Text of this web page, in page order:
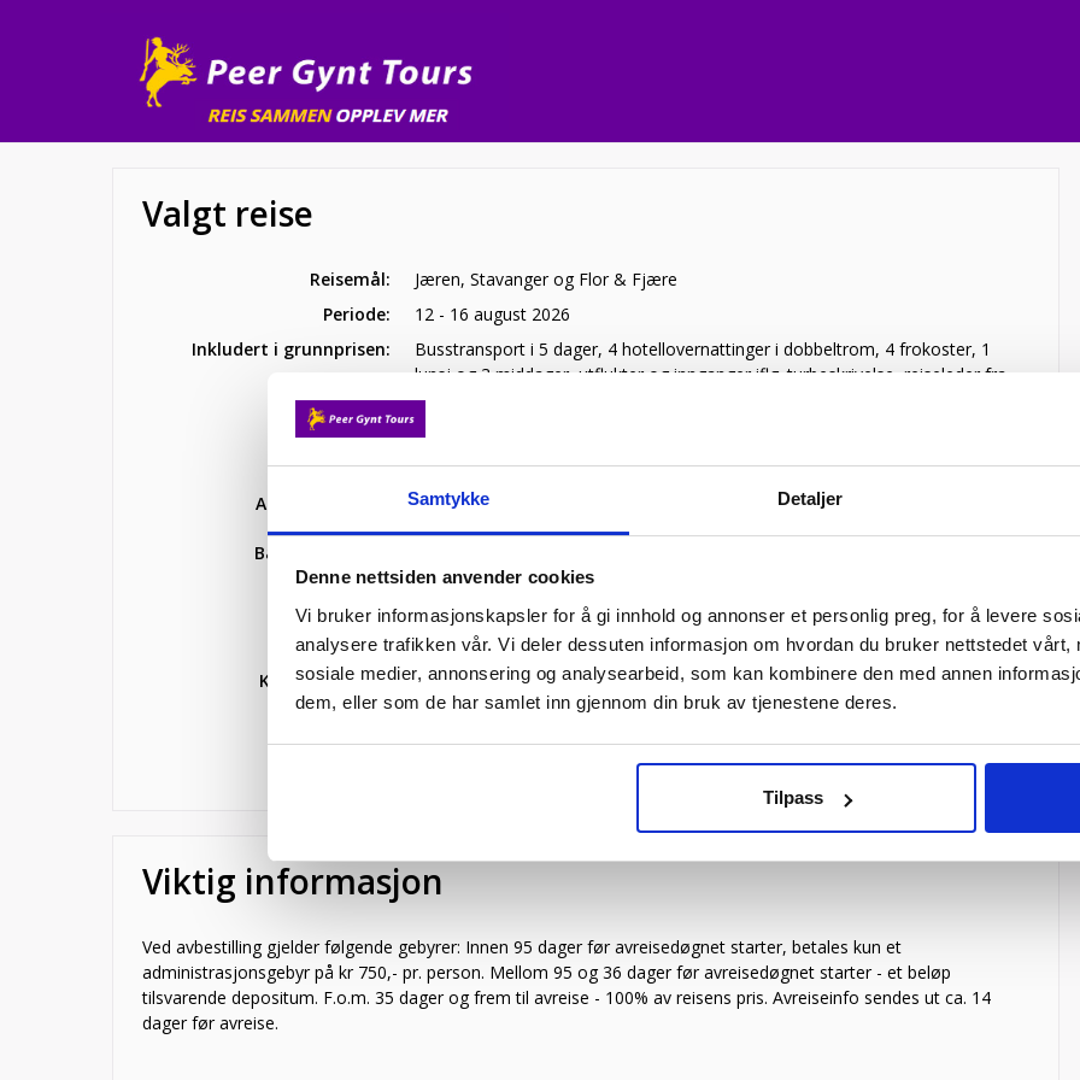
Samtykke Detaljer
Denne nettsiden anvender cookies
Vi bruker informasjonskapsler for å gi innhold og annonser et personlig preg, for å levere
analysere trafikken vår. Vi deler dessuten informasjon om hvordan du bruker nettstedet vårt,
sosiale medier, annonsering og analysearbeid, som kan kombinere den med annen
dem, eller som de har samlet inn gjennom din bruk av tjenestene deres.
Tilpass
Valgt reise
Reisemål:
Jæren, Stavanger og Flor & Fjære
Periode:
12 - 16 august 2026
Inkludert i grunnprisen:
Busstransport i 5 dager, 4 hotellovernattinger i dobbeltrom, 4 frokoster, 1
lunsj og 3 middager, utflukter og innganger iflg. turbeskrivelse, reiseleder fra
Peer Gynt Tours.
Antall personer:
Barn under 2 år:
1 x Dobbelt rom
Inkludert i grunnprisen
Vis flere kombinasjoner av rom »
Kampanjekode:
Viktig informasjon
Ved avbestilling gjelder følgende gebyrer: Innen 95 dager før avreisedøgnet starter, betales kun et
administrasjonsgebyr på kr 750,- pr. person. Mellom 95 og 36 dager før avreisedøgnet starter - et beløp
tilsvarende depositum. F.o.m. 35 dager og frem til avreise - 100% av reisens pris. Avreiseinfo sendes ut ca. 14
dager før avreise.